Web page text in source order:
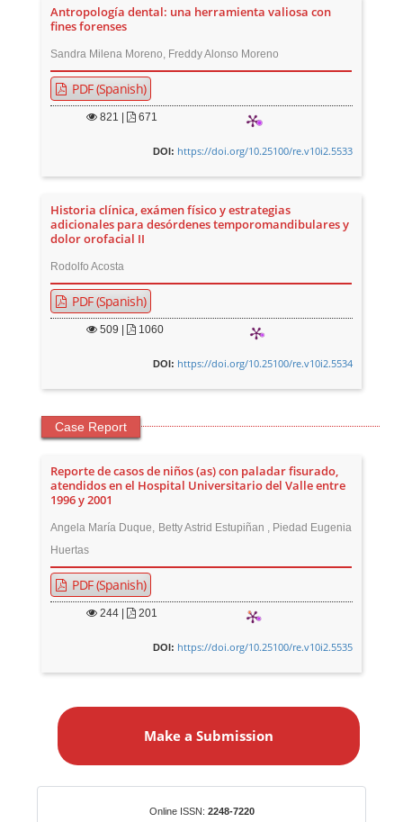
Antropología dental: una herramienta valiosa con
fines forenses
Sandra Milena Moreno, Freddy Alonso Moreno
PDF (Spanish)
821 671
DOI: https://doi.org/10.25100/re.v10i2.5533
Historia clínica, exámen físico y estrategias
adicionales para desórdenes temporomandibulares y
dolor orofacial II
Rodolfo Acosta
PDF (Spanish)
509 1060
DOI: https://doi.org/10.25100/re.v10i2.5534
Case Report
Reporte de casos de niños (as) con paladar fisurado,
atendidos en el Hospital Universitario del Valle entre
1996 y 2001
Angela María Duque, Betty Astrid Estupiñan , Piedad Eugenia
Huertas
PDF (Spanish)
244 201
DOI: https://doi.org/10.25100/re.v10i2.5535
a
Make a Submission
Online ISSN: 2248-7220